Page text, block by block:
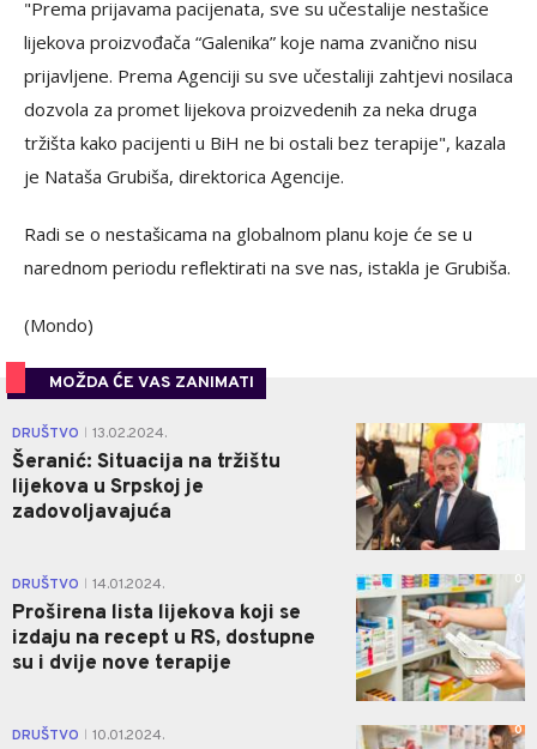
"Prema prijavama pacijenata, sve su učestalije nestašice
lijekova proizvođača “Galenika” koje nama zvanično nisu
prijavljene. Prema Agenciji su sve učestaliji zahtjevi nosilaca
dozvola za promet lijekova proizvedenih za neka druga
tržišta kako pacijenti u BiH ne bi ostali bez terapije", kazala
je Nataša Grubiša, direktorica Agencije.
Radi se o nestašicama na globalnom planu koje će se u
narednom periodu reflektirati na sve nas, istakla je Grubiša.
(Mondo)
MOŽDA ĆE VAS ZANIMATI
DRUŠTVO 13.02.2024.
Šeranić: Situacija na tržištu
lijekova u Srpskoj je
zadovoljavajuća
1
DRUŠTVO 14.01.2024.
Proširena lista lijekova koji se
izdaju na recept u RS, dostupne
su i dvije nove terapije
0
DRUŠTVO 10.01.2024. 0